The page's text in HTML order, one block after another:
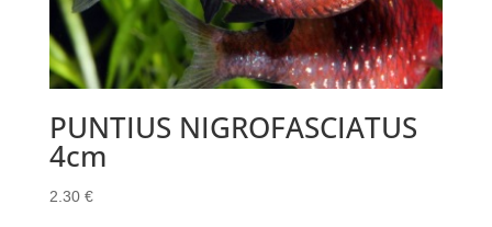
PUNTIUS NIGROFASCIATUS
4cm
2.30 €